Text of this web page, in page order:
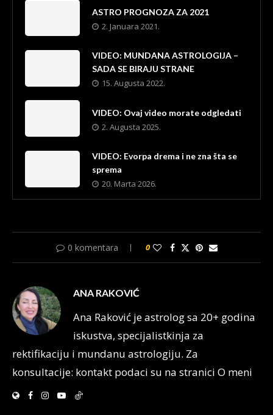
ASTRO PROGNOZA ZA 2021
2. Januara 2021.
VIDEO: MUNDANA ASTROLOGIJA –
SADA SE BIRAJU STRANE
15. Augusta 2022.
VIDEO: Ovaj video morate odgledati
2. Augusta 2025.
VIDEO: Evorpa drema i ne zna šta se
sprema
20. Marta 2026.
0 komentara 0
ANA RAKOVIĆ
Ana Raković je astrolog sa 20+ godina
iskustva, specijalistkinja za
rektifikaciju i mundanu astrologiju. Za
konsultacije: kontakt podaci su na stranici O meni